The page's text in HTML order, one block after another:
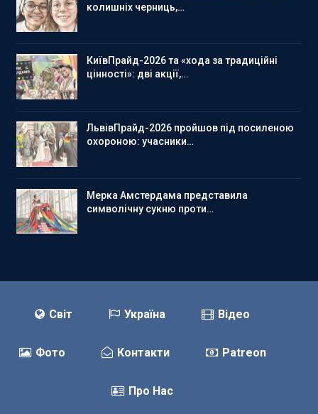
колишніх черниць,…
КиївПрайд-2026 та «хода за традиційні
цінності»: дві акції,…
ЛьвівПрайд-2026 пройшов під посиленою
охороною: учасники…
Мерка Амстердама представила
символічну сукню проти…
Світ Україна Відео
Фото Контакти Patreon
Про Нас